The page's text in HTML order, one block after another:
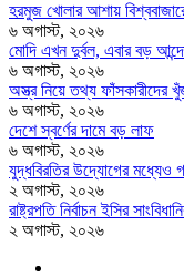
হরমুজ খোলার আশায়
৬ অগাস্ট, ২০২৬
মোদি এখন দুর্বল, এবার বড়
৬ অগাস্ট, ২০২৬
অস্ত্র নিয়ে তথ্য ফাঁসকারীদের
৬ অগাস্ট, ২০২৬
দেশে স্বর্ণের দামে বড় লাফ
৬ অগাস্ট, ২০২৬
যুদ্ধবিরতির উদ্যোগের মধ্যেও
২ অগাস্ট, ২০২৬
রাষ্ট্রপতি নির্বাচন ইসির
২ অগাস্ট, ২০২৬